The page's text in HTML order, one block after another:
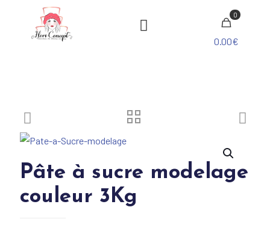
0
0.00€
Pâte à sucre modelage
couleur 3Kg